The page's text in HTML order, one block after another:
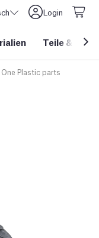
Login
Teile &
One Plastic parts